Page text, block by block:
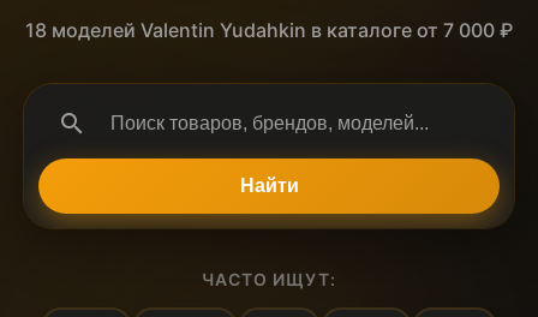
18 моделей Valentin Yudahkin в каталоге от 7 000 ₽
search
Найти
ЧАСТО ИЩУТ: